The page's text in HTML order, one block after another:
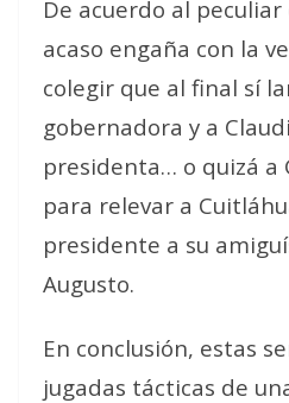
De acuerdo al peculiar
acaso engaña con la
colegir que al final sí
gobernadora y a
presidenta… o quizá a
para relevar a
presidente a su
Augusto.
En conclusión, estas
jugadas tácticas de